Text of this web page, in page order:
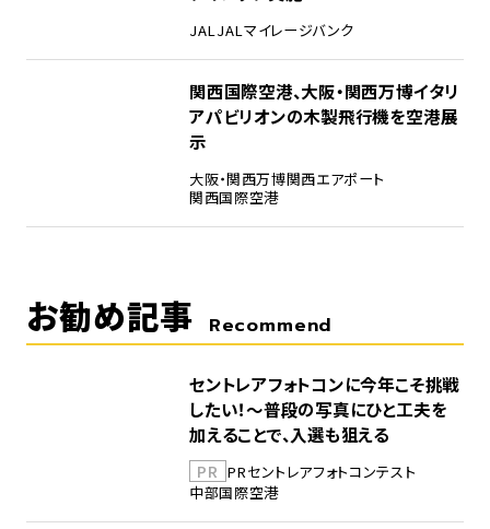
JAL JALマイレージバンク
関西国際空港、大阪・関西万博イタリ
アパビリオンの木製飛行機を空港展
示
大阪・関西万博関西エアポート
関西国際空港
お勧め記事 Recommend
セントレアフォトコンに今年こそ挑戦
したい！～普段の写真にひと工夫を
加えることで、入選も狙える
PR PRセントレアフォトコンテスト
中部国際空港